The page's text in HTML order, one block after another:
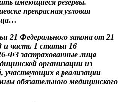
имеющиеся резервы.
прекрасная узловая
21 Федерального закона от 21
и части 1 статьи 16
ФЗ застрахованные лица
организации из
участвующих в реализации
обязательного медицинского